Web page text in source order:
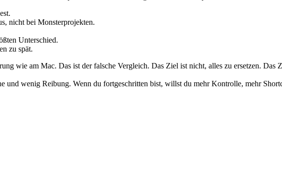
nicht bei Monsterprojekten.
Unterschied.
zu spät.
wie am Mac. Das ist der falsche Vergleich. Das Ziel ist nicht, alles zu ersetzen. Das
und wenig Reibung. Wenn du fortgeschritten bist, willst du mehr Kontrolle, mehr